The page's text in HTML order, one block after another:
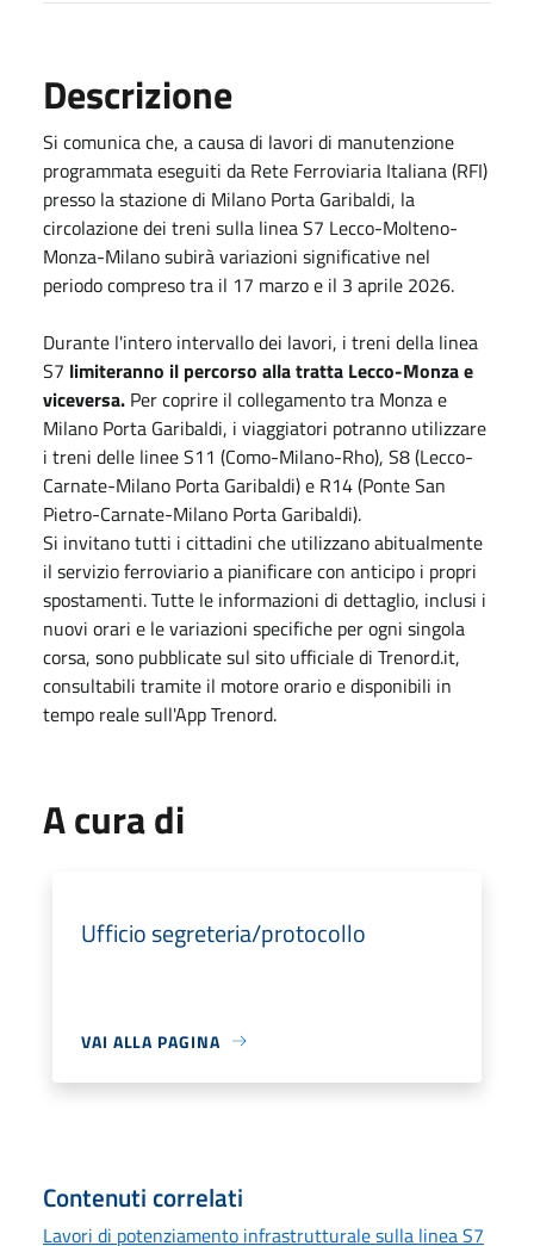
Descrizione
Si comunica che, a causa di lavori di manutenzione
programmata eseguiti da Rete Ferroviaria Italiana (RFI)
presso la stazione di Milano Porta Garibaldi, la
circolazione dei treni sulla linea S7 Lecco-Molteno-
Monza-Milano subirà variazioni significative nel
periodo compreso tra il 17 marzo e il 3 aprile 2026.
Durante l'intero intervallo dei lavori, i treni della linea
S7 limiteranno il percorso alla tratta Lecco-Monza e
viceversa. Per coprire il collegamento tra Monza e
Milano Porta Garibaldi, i viaggiatori potranno utilizzare
i treni delle linee S11 (Como-Milano-Rho), S8 (Lecco-
Carnate-Milano Porta Garibaldi) e R14 (Ponte San
Pietro-Carnate-Milano Porta Garibaldi).
Si invitano tutti i cittadini che utilizzano abitualmente
il servizio ferroviario a pianificare con anticipo i propri
spostamenti. Tutte le informazioni di dettaglio, inclusi i
nuovi orari e le variazioni specifiche per ogni singola
corsa, sono pubblicate sul sito ufficiale di Trenord.it,
consultabili tramite il motore orario e disponibili in
tempo reale sull'App Trenord.
A cura di
Ufficio segreteria/protocollo
VAI ALLA PAGINA
Contenuti correlati
Lavori di potenziamento infrastrutturale sulla linea S7